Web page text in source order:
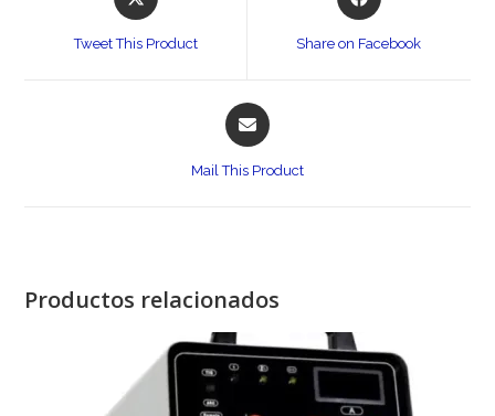
in
Tweet This Product
in
Share on Facebook
Opens
in
Mail This Product
Productos relacionados